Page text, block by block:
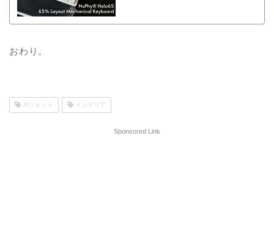
おわり。
ガジェット インテリア
Sponsored Link